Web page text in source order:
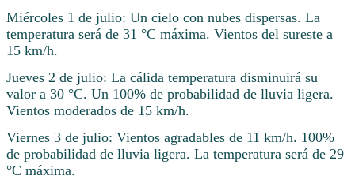
Miércoles 1 de julio: Un cielo con nubes dispersas. La
temperatura será de 31 °C máxima. Vientos del sureste a
15 km/h.
Jueves 2 de julio: La cálida temperatura disminuirá su
valor a 30 °C. Un 100% de probabilidad de lluvia ligera.
Vientos moderados de 15 km/h.
Viernes 3 de julio: Vientos agradables de 11 km/h. 100%
de probabilidad de lluvia ligera. La temperatura será de 29
°C máxima.